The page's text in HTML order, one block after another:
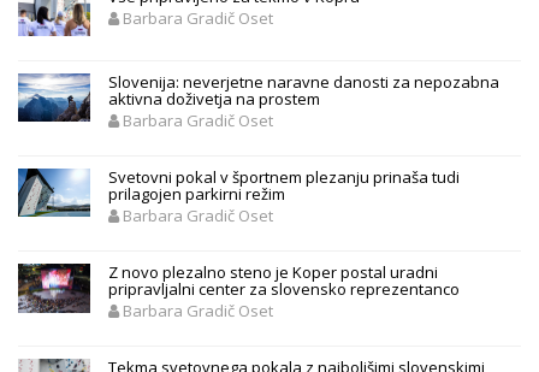
Barbara Gradič Oset
Slovenija: neverjetne naravne danosti za nepozabna
aktivna doživetja na prostem
Barbara Gradič Oset
Svetovni pokal v športnem plezanju prinaša tudi
prilagojen parkirni režim
Barbara Gradič Oset
Z novo plezalno steno je Koper postal uradni
pripravljalni center za slovensko reprezentanco
Barbara Gradič Oset
Tekma svetovnega pokala z najboljšimi slovenskimi